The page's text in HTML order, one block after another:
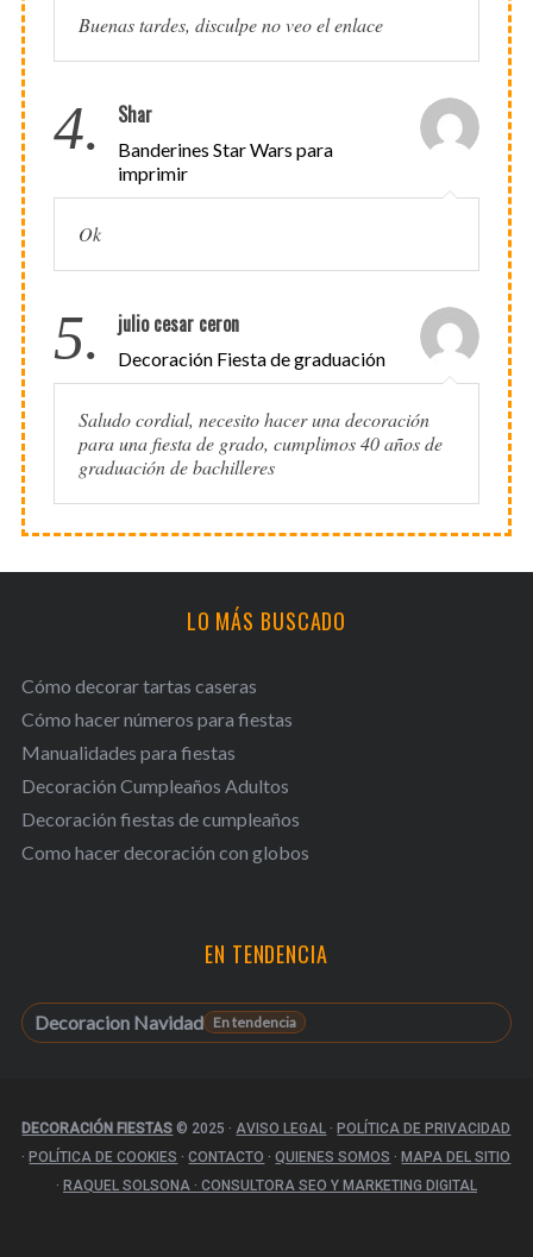
Buenas tardes, disculpe no veo el enlace
4. Shar
Banderines Star Wars para
imprimir
Ok
5. julio cesar ceron
Decoración Fiesta de graduación
Saludo cordial, necesito hacer una decoración
para una fiesta de grado, cumplimos 40 años de
graduación de bachilleres
LO MÁS BUSCADO
Cómo decorar tartas caseras
Cómo hacer números para fiestas
Manualidades para fiestas
Decoración Cumpleaños Adultos
Decoración fiestas de cumpleaños
Como hacer decoración con globos
EN TENDENCIA
Decoracion Navidad
DECORACIÓN FIESTAS © 2025 · AVISO LEGAL · POLÍTICA DE PRIVACIDAD
· POLÍTICA DE COOKIES · CONTACTO · QUIENES SOMOS · MAPA DEL SITIO
· RAQUEL SOLSONA · CONSULTORA SEO Y MARKETING DIGITAL